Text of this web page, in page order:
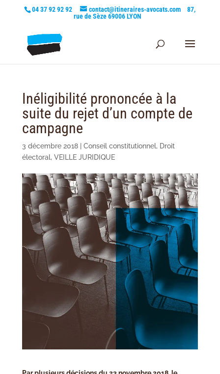
04 37 92 92 92 contact@itineraires-avocats.com
87,
rue de Sèze 69006 LYON
Inéligibilité prononcée à la
suite du rejet d’un compte de
campagne
3 décembre 2018| Conseil constitutionnel, Droit
électoral, VEILLE JURIDIQUE